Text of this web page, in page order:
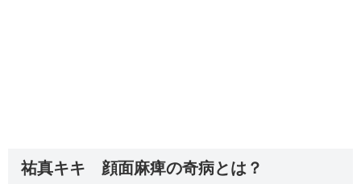
祐真キキ 顔面麻痺の奇病とは？